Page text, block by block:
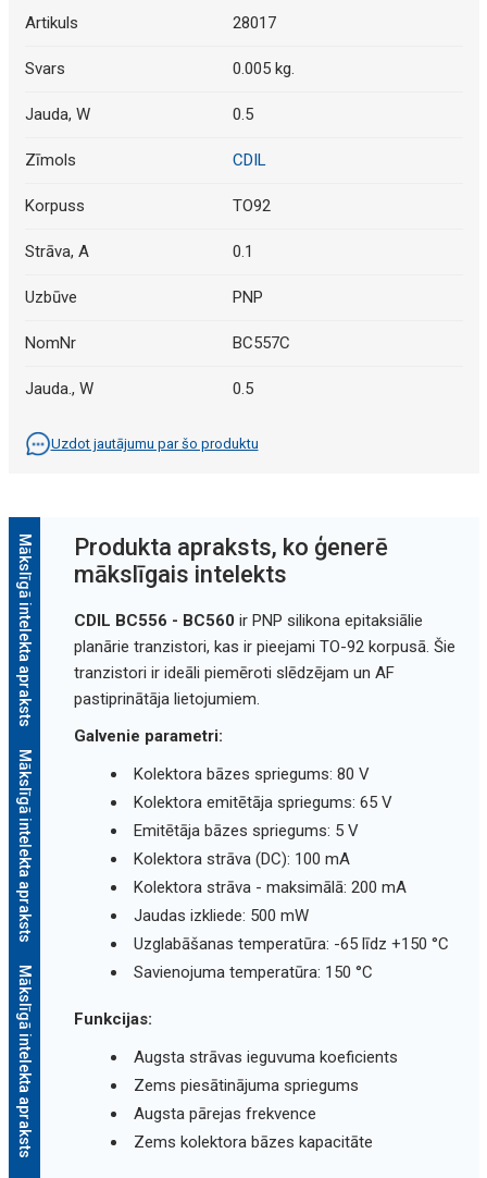
Artikuls 28017
Svars 0.005 kg.
Jauda, W 0.5
Zīmols CDIL
Korpuss TO92
Strāva, A 0.1
Uzbūve PNP
NomNr BC557C
Jauda., W 0.5
Uzdot jautājumu par šo produktu
Mākslīgā intelekta apraksts
Mākslīgā intelekta apraksts
Mākslīgā intelekta apraksts
Produkta apraksts, ko ģenerē
mākslīgais intelekts
CDIL BC556 - BC560 ir PNP silikona epitaksiālie
planārie tranzistori, kas ir pieejami TO-92 korpusā. Šie
tranzistori ir ideāli piemēroti slēdzējam un AF
pastiprinātāja lietojumiem.
Galvenie parametri:
Kolektora bāzes spriegums: 80 V
Kolektora emitētāja spriegums: 65 V
Emitētāja bāzes spriegums: 5 V
Kolektora strāva (DC): 100 mA
Kolektora strāva - maksimālā: 200 mA
Jaudas izkliede: 500 mW
Uzglabāšanas temperatūra: -65 līdz +150 °C
Savienojuma temperatūra: 150 °C
Funkcijas:
Augsta strāvas ieguvuma koeficients
Zems piesātinājuma spriegums
Augsta pārejas frekvence
Zems kolektora bāzes kapacitāte